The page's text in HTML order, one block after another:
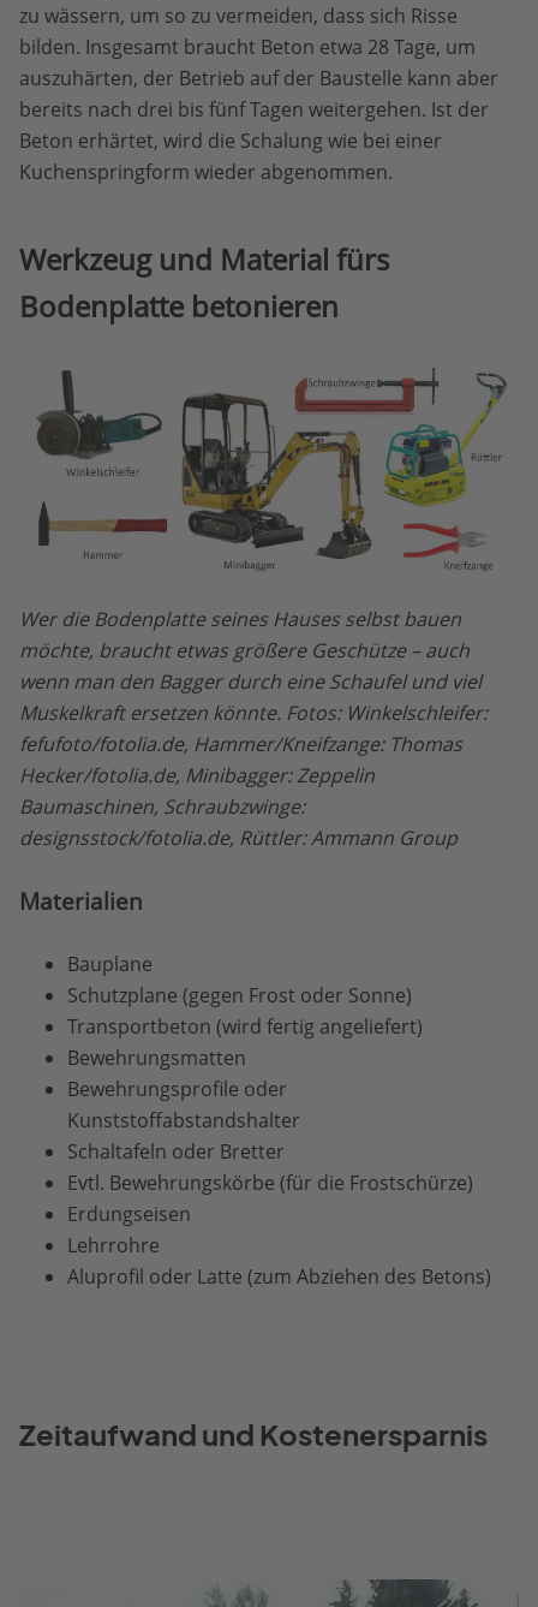
zu wässern, um so zu vermeiden, dass sich Risse
bilden. Insgesamt braucht Beton etwa 28 Tage, um
auszuhärten, der Betrieb auf der Baustelle kann aber
bereits nach drei bis fünf Tagen weitergehen. Ist der
Beton erhärtet, wird die Schalung wie bei einer
Kuchenspringform wieder abgenommen.
Werkzeug und Material fürs
Bodenplatte betonieren
Wer die Bodenplatte seines Hauses selbst bauen
möchte, braucht etwas größere Geschütze – auch
wenn man den Bagger durch eine Schaufel und viel
Muskelkraft ersetzen könnte. Fotos: Winkelschleifer:
fefufoto/fotolia.de, Hammer/Kneifzange: Thomas
Hecker/fotolia.de, Minibagger: Zeppelin
Baumaschinen, Schraubzwinge:
designsstock/fotolia.de, Rüttler: Ammann Group
Materialien
Bauplane
Schutzplane (gegen Frost oder Sonne)
Transportbeton (wird fertig angeliefert)
Bewehrungsmatten
Bewehrungsprofile oder
Kunststoffabstandshalter
Schaltafeln oder Bretter
Evtl. Bewehrungskörbe (für die Frostschürze)
Erdungseisen
Lehrrohre
Aluprofil oder Latte (zum Abziehen des Betons)
Zeitaufwand und Kostenersparnis